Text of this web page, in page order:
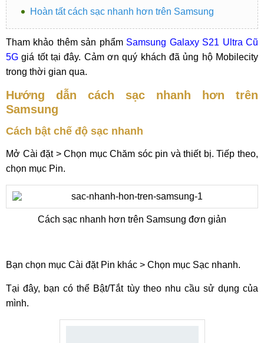
Hoàn tất cách sạc nhanh hơn trên Samsung
Tham khảo thêm sản phẩm Samsung Galaxy S21 Ultra Cũ
5G giá tốt tại đây. Cảm ơn quý khách đã ủng hộ Mobilecity
trong thời gian qua.
Hướng dẫn cách sạc nhanh hơn trên
Samsung
Cách bật chế độ sạc nhanh
Mở Cài đặt > Chọn mục Chăm sóc pin và thiết bị. Tiếp theo,
chọn mục Pin.
Cách sạc nhanh hơn trên Samsung đơn giản
Bạn chọn mục Cài đặt Pin khác > Chọn mục Sạc nhanh.
Tại đây, bạn có thể Bật/Tắt tùy theo nhu cầu sử dụng của
mình.